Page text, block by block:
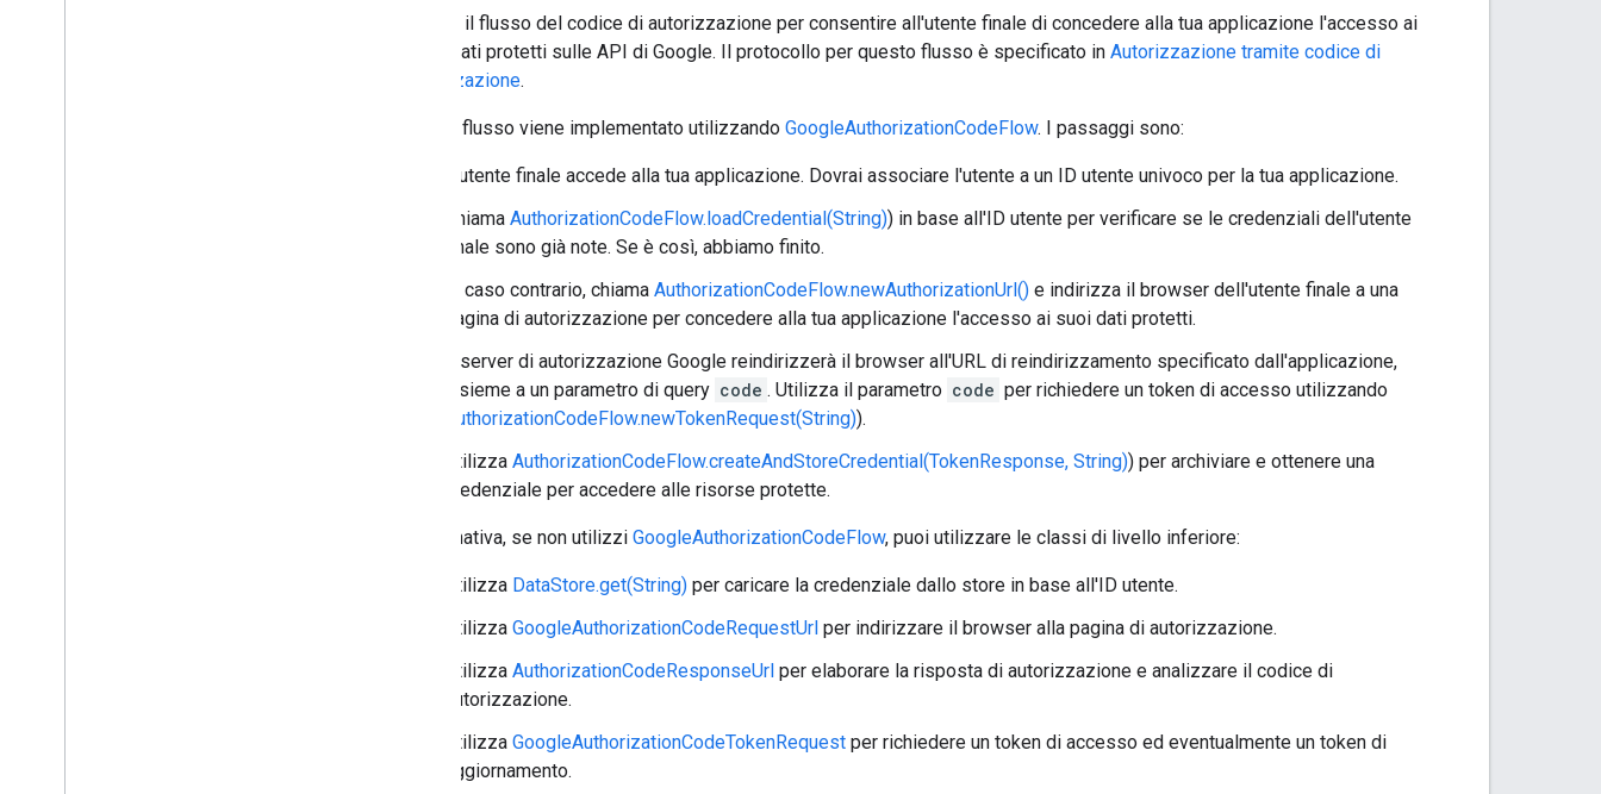
Utilizza il flusso del codice di autorizzazione per consentire all'utente finale di concedere alla tua applicazione l'accesso ai
propri dati protetti sulle API di Google. Il protocollo per questo flusso è specificato in Autorizzazione tramite codice di
autorizzazione.
Questo flusso viene implementato utilizzando GoogleAuthorizationCodeFlow. I passaggi sono:
L'utente finale accede alla tua applicazione. Dovrai associare l'utente a un ID utente univoco per la tua applicazione.
Chiama AuthorizationCodeFlow.loadCredential(String)) in base all'ID utente per verificare se le credenziali dell'utente
finale sono già note. Se è così, abbiamo finito.
In caso contrario, chiama AuthorizationCodeFlow.newAuthorizationUrl() e indirizza il browser dell'utente finale a una
pagina di autorizzazione per concedere alla tua applicazione l'accesso ai suoi dati protetti.
Il server di autorizzazione Google reindirizzerà il browser all'URL di reindirizzamento specificato dall'applicazione,
insieme a un parametro di query code . Utilizza il parametro code per richiedere un token di accesso utilizzando
AuthorizationCodeFlow.newTokenRequest(String)).
Utilizza AuthorizationCodeFlow.createAndStoreCredential(TokenResponse, String)) per archiviare e ottenere una
credenziale per accedere alle risorse protette.
In alternativa, se non utilizzi GoogleAuthorizationCodeFlow, puoi utilizzare le classi di livello inferiore:
Utilizza DataStore.get(String) per caricare la credenziale dallo store in base all'ID utente.
Utilizza GoogleAuthorizationCodeRequestUrl per indirizzare il browser alla pagina di autorizzazione.
Utilizza AuthorizationCodeResponseUrl per elaborare la risposta di autorizzazione e analizzare il codice di
autorizzazione.
Utilizza GoogleAuthorizationCodeTokenRequest per richiedere un token di accesso ed eventualmente un token di
aggiornamento.